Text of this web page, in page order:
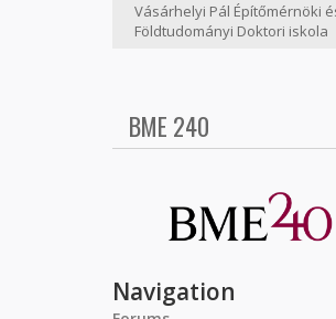
Vásárhelyi Pál Építőmérnöki
Földtudományi Doktori iskola
BME 240
Navigation